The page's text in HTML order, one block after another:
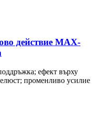
действие MAX-​
ефект върху
променливо усилие